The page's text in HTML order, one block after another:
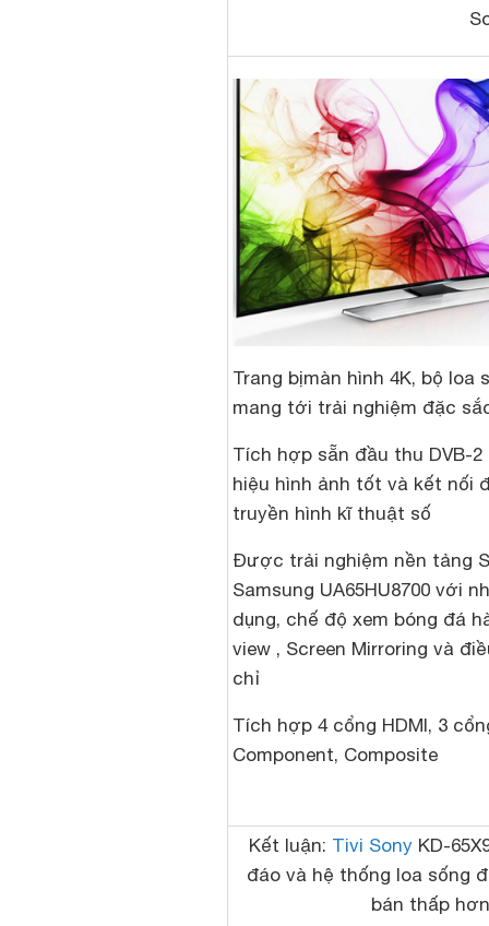
Trang bịmàn hình 4K, bộ loa
mang tới trải nghiệm đặc
Tích hợp sẵn đầu thu DVB-
hiệu hình ảnh tốt và kết nối
truyền hình kĩ thuật số
Được trải nghiệm nền tảng
Samsung UA65HU8700 với
dụng, chế độ xem bóng đá
view , Screen Mirroring và
chỉ
Tích hợp 4 cổng HDMI, 3
Component, Composite
Kết luận: Tivi Sony KD-
đáo và hệ thống loa sống
bán thấp